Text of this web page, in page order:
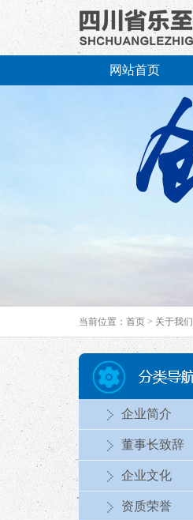
网站首页
当前位置： 首页 > 关于我们
企业简介
董事长致辞
企业文化
资质荣誉